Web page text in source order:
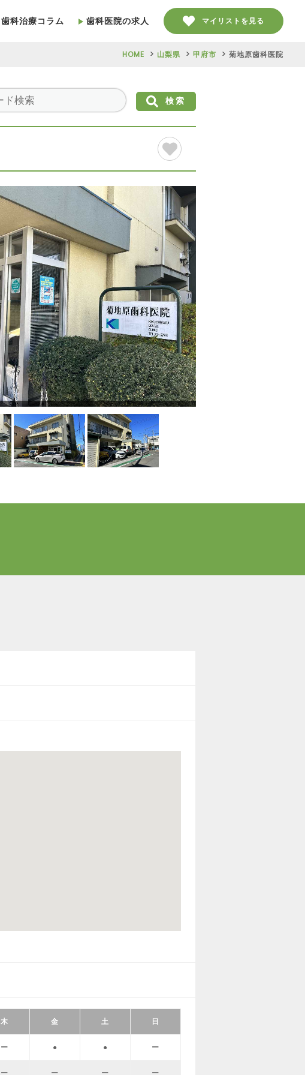
歯科治療コラム 歯科医院の求人 マイリストを見る
HOME 山梨県 甲府市 菊地原歯科医院
検索
木 金 土 日
ー ● ● ー
ー ー ー ー